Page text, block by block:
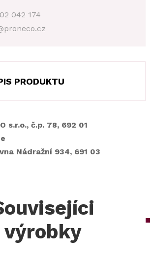
042 174
PRODUKTU
s.r.o., č.p. 78, 692 01
Nádražní 934, 691 03
výrobky